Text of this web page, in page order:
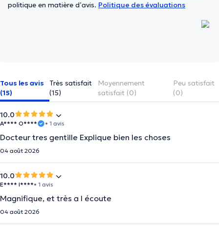
politique en matière d’avis. Politique des évaluations
Tous les avis
(15)
Très satisfait
(15)
Moyennement
satisfait (0)
Peu satisfait
(0)
10.0
A**** O**** • 1 avis
Docteur tres gentille Explique bien les choses
04 août 2026
10.0
E**** I****• 1 avis
Magnifique, et très a l écoute
04 août 2026